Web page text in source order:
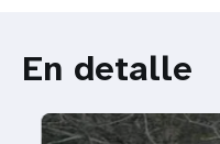
En detalle